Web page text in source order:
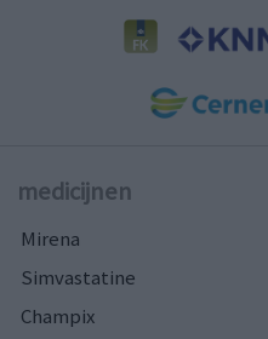
medicijnen
Mirena
Simvastatine
Champix